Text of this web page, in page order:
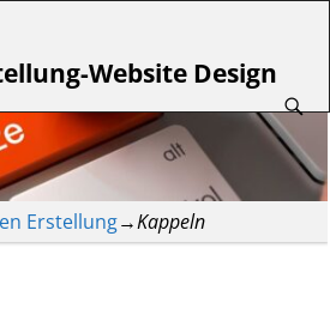
Website Design
Erstellung→Kappeln